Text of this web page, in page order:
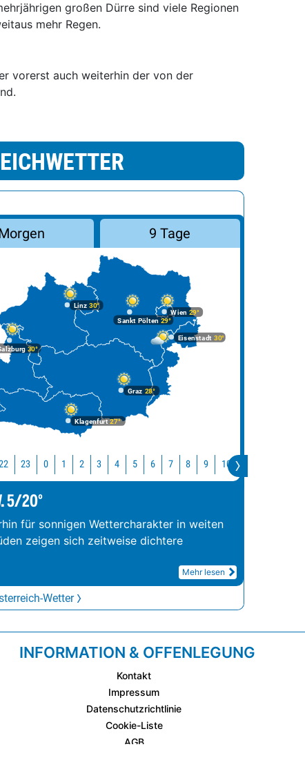
großen Dürre sind viele Regionen
mehr Regen.
vorerst auch weiterhin der von der
9 Tage
Graz 28°
Klagenfurt27°
Linz 30°
30°
Wien 29°
Eisenstadt 30°
Sankt Pölten 29°
23 0 1 2 3 4 5 6 7 8 9 10
5/20°
für sonnigen Wettercharakter in weiten
zeigen sich zeitweise dichtere
Mehr lesen
Wetter
INFORMATION & OFFENLEGUNG
Kontakt
Impressum
Datenschutzrichtlinie
Cookie-Liste
AGB